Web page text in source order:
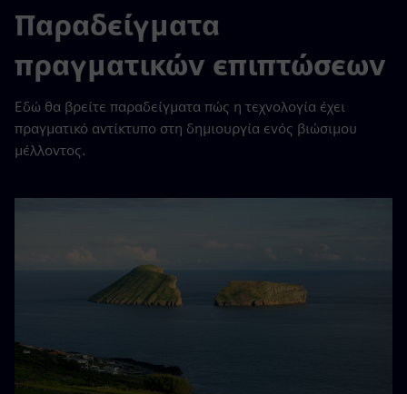
Παραδείγματα
πραγματικών επιπτώσεων
Εδώ θα βρείτε παραδείγματα πώς η τεχνολογία έχει
πραγματικό αντίκτυπο στη δημιουργία ενός βιώσιμου
μέλλοντος.